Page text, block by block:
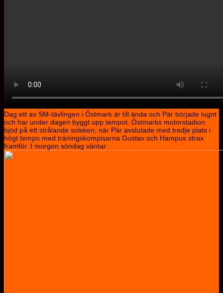
Dag ett av SM-tävlingen i Östmark är till ända och Pär började lugnt
och har under dagen byggt upp tempot. Östmarks motorstadion
bjöd på ett strålande solsken, när Pär avslutade med tredje plats i
högt tempo med träningskompisarna Gustav och Hampus strax
framför. I morgon söndag väntar